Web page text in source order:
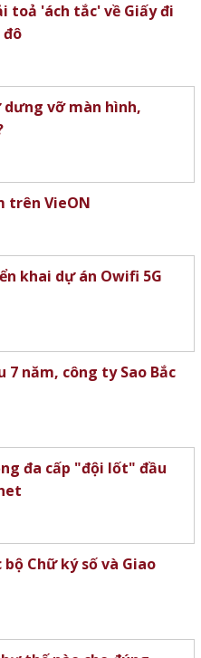
toả 'ách tắc' về Giấy đi
vỡ màn hình,
trên VieON
khai dự án Owifi 5G
7 năm, công ty Sao Bắc
đa cấp "đội lốt" đầu
Chữ ký số và Giao